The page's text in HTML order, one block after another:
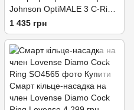
Johnson OptiMALE 3 C-Ring
Set Thick
1 435 грн